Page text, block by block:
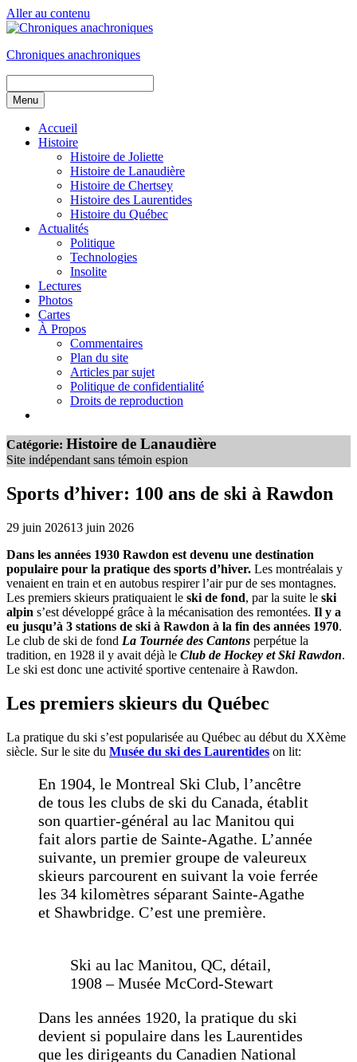
Aller au contenu
Chroniques anachroniques
Menu
Accueil
Histoire
Histoire de Joliette
Histoire de Lanaudière
Histoire de Chertsey
Histoire des Laurentides
Histoire du Québec
Actualités
Politique
Technologies
Insolite
Lectures
Photos
Cartes
À Propos
Commentaires
Plan du site
Articles par sujet
Politique de confidentialité
Droits de reproduction
Catégorie: Histoire de Lanaudière
Site indépendant sans témoin espion
Sports d’hiver: 100 ans de ski à Rawdon
29 juin 202613 juin 2026
Dans les années 1930 Rawdon est devenu une destination
populaire pour la pratique des sports d’hiver. Les montréalais y
venaient en train et en autobus respirer l’air pur de ses montagnes.
Les premiers skieurs pratiquaient le ski de fond, par la suite le ski
alpin s’est développé grâce à la mécanisation des remontées. Il y a
eu jusqu’à 3 stations de ski à Rawdon à la fin des années 1970.
Le club de ski de fond La Tournée des Cantons perpétue la
tradition, en 1928 il y avait déjà le Club de Hockey et Ski Rawdon.
Le ski est donc une activité sportive centenaire à Rawdon.
Les premiers skieurs du Québec
La pratique du ski s’est popularisée au Québec au début du XXème
siècle. Sur le site du Musée du ski des Laurentides on lit:
En 1904, le Montreal Ski Club, l’ancêtre
de tous les clubs de ski du Canada, établit
son quartier-général au lac Manitou qui
fait alors partie de Sainte-Agathe. L’année
suivante, un premier groupe de valeureux
skieurs parcourent en suivant la voie ferrée
les 34 kilomètres séparant Sainte-Agathe
et Shawbridge. C’est une première.
Ski au lac Manitou, QC, détail,
1908 – Musée McCord-Stewart
Dans les années 1920, la pratique du ski
devient si populaire dans les Laurentides
que les dirigeants du Canadien National